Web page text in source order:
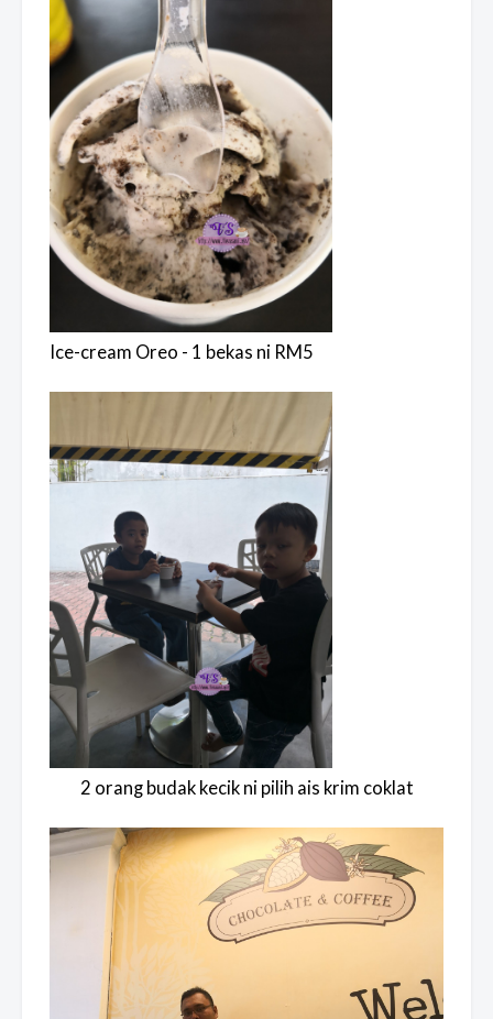
Ice-cream Oreo - 1 bekas ni RM5
2 orang budak kecik ni pilih ais krim coklat